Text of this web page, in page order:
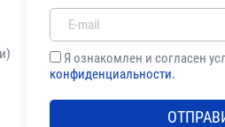
Я ознакомлен и согласен
конфиденциальности.